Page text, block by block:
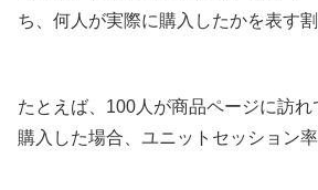
ち、何人が実際に購入したかを表す割
たとえば、100人が商品ページに訪
購入した場合、ユニットセッション率